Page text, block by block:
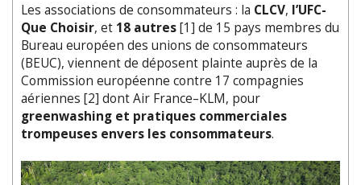
Les associations de consommateurs : la CLCV, l’UFC-
Que Choisir, et 18 autres[1] de 15 pays membres du
Bureau européen des unions de consommateurs
(BEUC), viennent de déposent plainte auprès de la
Commission européenne contre 17 compagnies
aériennes [2] dont Air France–KLM, pour
greenwashing et pratiques commerciales
trompeuses envers les consommateurs.